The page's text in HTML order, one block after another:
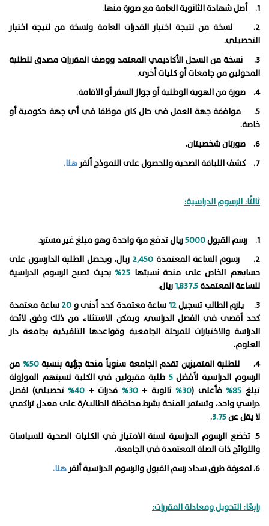
1. أصل شهادة الثانوية العامة مع صورة منها.
2. نسخة من نتيجة اختبار القدرات العامة ونسخة من نتيجة اختبار
التحصيلي.
3. نسخة من السجل الأكاديمي المعتمد ووصف المقررات مصدق للطلبة
المحولين من جامعات أو كليات أخرى.
4. صورة من الهوية الوطنية أو جواز السفر أو الاقامة.
5. موافقة جهة العمل في حال كان موظفا في أي جهة حكومية أو
خاصة.
6. صورتان شخصيتان.
7. كشف اللياقة الصحية وللحصول على النموذج أنقر
هنا.
ثالثًا: الرسوم الدراسية:
1. رسم القبول 5000ريال تدفع مرة واحدة وهو مبلغ غير مسترد.
2. رسوم الساعة المعتمدة
2,450 ريال، ويحصل الطلبة الدارسون على
حسابهم الخاص على منحة نسبتها 25% بحيث تصبح الرسوم الدراسية
للساعة المعتمدة1,837.5ريال.
3. يلزم الطالب تسجيل
12ساعة معتمدة كحد أدنى و20ساعة معتمدة
كحد أقصى في الفصل الدراسي، ويمكن الاستثناء من ذلك وفق لائحة
الدراسة والاختبارات للمرحلة الجامعية وقواعدها التنفيذية بجامعة دار
العلوم.
4. للطلبة المتميزين تقدم الجامعة سنوياً منحة جزئية بنسبة
50%
من
الرسوم الدراسية لأفضل5 طلبة مقبولين في الكلية نسبتهم الموزونة
تبلغ 85% فأعلى (30% ثانوية +30% قدرات + 40% تحصيلي) لفصل
دراسي واحد، وتستمر المنحة بشرط محافظة الطالب/ة على معدل تراكمي
لا يقل عن3.75
.
5. تخضع الرسوم الدراسية لسنة الامتياز في الكليات الصحية للسياسات
واللوائح ذات الصلة المعتمدة في الجامعة.
6. لمعرفة طرق سداد رسم القبول والرسوم الدراسية أنقر
هنا.
رابعًا: التحويل ومعادلة المقررات: